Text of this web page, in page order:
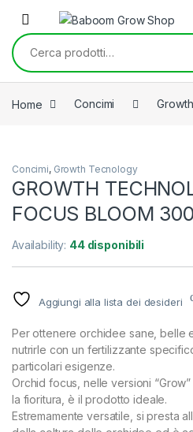
Skip to navigation
Skip to content
Cerca:
Home Concimi
Concimi, Growth Tecnology
GROWTH
FOCUS BLOOM
Availability: 44 disponibili
Aggiungi alla lista dei desideri
Per ottenere orchidee sane, belle
nutrirle con un fertilizzante
particolari esigenze.
Orchid focus, nelle versioni
la fioritura, è il prodotto ideale.
Estremamente versatile, si presta